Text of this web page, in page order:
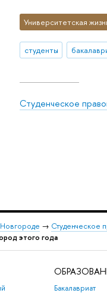
Университетская
студенты
Студенческое
→ Студенческое
этого года
Бакалавриат